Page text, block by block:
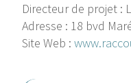
Directeur de projet :
Adresse : 18 bvd
Site Web :